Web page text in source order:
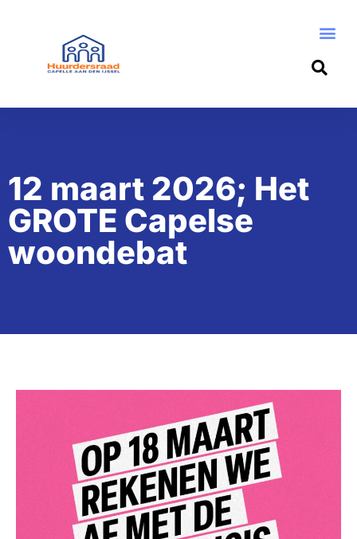
12 maart 2026; Het
GROTE Capelse
woondebat